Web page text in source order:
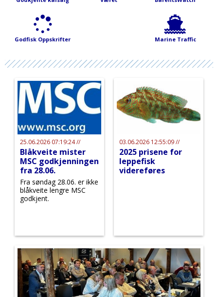
Godfisk Oppskrifter Marine Traffic
25.06.2026 07:19:24 //
Blåkveite mister
MSC godkjenningen
fra 28.06.
Fra søndag 28.06. er ikke
blåkveite lengre MSC
godkjent.
03.06.2026 12:55:09 //
2025 prisene for
leppefisk
videreføres